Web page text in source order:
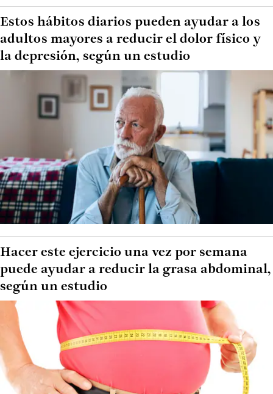
Estos hábitos diarios pueden ayudar a los
adultos mayores a reducir el dolor físico y
la depresión, según un estudio
Hacer este ejercicio una vez por semana
puede ayudar a reducir la grasa abdominal,
según un estudio